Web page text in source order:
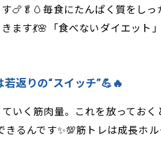
🍗🥬🥚毎食にたんぱく質をし
ます💃🌸「食べないダイエッ
若返りの“スイッチ”💪🔥
いく筋肉量。これを放ってお
きるんです✨💯筋トレは成長ホ